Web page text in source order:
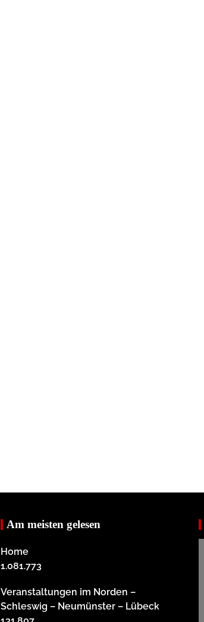
Am meisten gelesen
Home
1.081.773
Veranstaltungen im Norden –
Schleswig – Neumünster – Lübeck